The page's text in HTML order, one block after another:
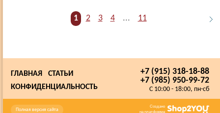
1 2 3 4 ... 11
+7 (915) 318-18-88
+7 (985) 950-99-72
C 10:00 - 18:00, пн-сб
ГЛАВНАЯ
СТАТЬИ
КОНФИДЕНЦИАЛЬНОСТЬ
Создано
на платформе
Полная версия сайта